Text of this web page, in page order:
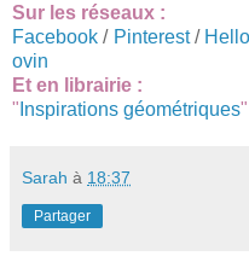
Sur les réseaux :
Facebook / Pinterest/
ovin
Et en librairie :
" Inspirations géométriques
Sarah à 18:37
Partager